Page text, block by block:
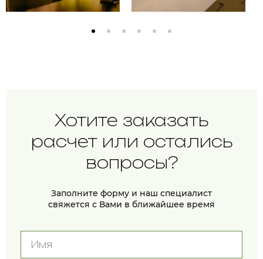
Хотите заказать
расчет или остались
вопросы?
Заполните форму и наш специалист
свяжется с Вами в ближайшее время